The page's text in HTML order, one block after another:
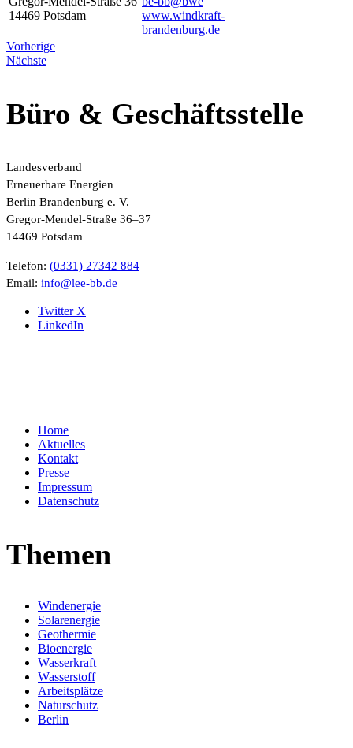
14469 Potsdam
www.windkraft-
brandenburg.de
Vorherige
Nächste
Büro & Geschäftsstelle
Landesverband
Erneuerbare Energien
Berlin Brandenburg e. V.
Gregor-Mendel-Straße 36–37
14469 Potsdam
Telefon: (0331) 27342 884
Email: ed.bb-eel@ofni
Twitter X
LinkedIn
Home
Aktuelles
Kontakt
Presse
Impressum
Datenschutz
Themen
Windenergie
Solarenergie
Geothermie
Bioenergie
Wasserkraft
Wasserstoff
Arbeitsplätze
Naturschutz
Berlin